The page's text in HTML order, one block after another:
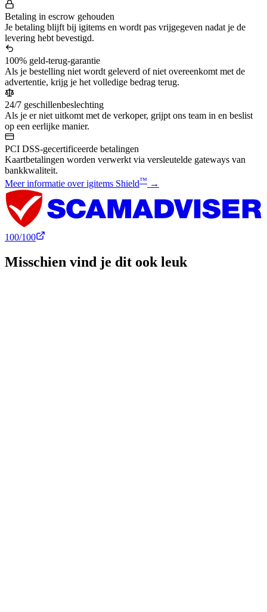
Betaling in escrow gehouden
Je betaling blijft bij igitems en wordt pas vrijgegeven nadat je de
levering hebt bevestigd.
100% geld-terug-garantie
Als je bestelling niet wordt geleverd of niet overeenkomt met de
advertentie, krijg je het volledige bedrag terug.
24/7 geschillenbeslechting
Als je er niet uitkomt met de verkoper, grijpt ons team in en beslist
op een eerlijke manier.
PCI DSS-gecertificeerde betalingen
Kaartbetalingen worden verwerkt via versleutelde gateways van
bankkwaliteit.
Meer informatie over igitems Shield™ →
100/100
Misschien vind je dit ook leuk